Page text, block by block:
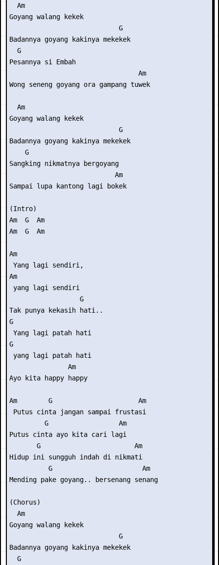
  Am
Goyang walang kekek
                            G
Badannya goyang kakinya mekekek
  G
Pesannya si Embah
                                 Am
Wong seneng goyang ora gampang tuwek
  Am
Goyang walang kekek
                            G
Badannya goyang kakinya mekekek
    G
Sangking nikmatnya bergoyang
                           Am
Sampai lupa kantong lagi bokek
(Intro)
Am  G  Am
Am  G  Am
Am
Yang lagi sendiri,
Am
yang lagi sendiri
                  G
Tak punya kekasih hati..
G
Yang lagi patah hati
G
yang lagi patah hati
               Am
Ayo kita happy happy
Am        G                      Am
Putus cinta jangan sampai frustasi
         G                  Am
Putus cinta ayo kita cari lagi
       G                        Am
Hidup ini sungguh indah di nikmati
          G                       Am
Mending pake goyang.. bersenang senang
(Chorus)
  Am
Goyang walang kekek
                            G
Badannya goyang kakinya mekekek
  G